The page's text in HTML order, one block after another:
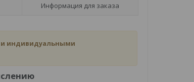
Информация для заказа
индивидуальными